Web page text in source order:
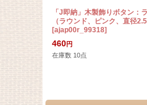
「J即納」木製飾りボタン：
（ラウンド、ピンク、直径
[ajap00r_99318]
460円
在庫数 10点